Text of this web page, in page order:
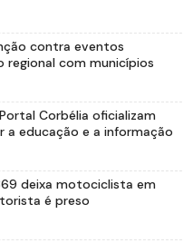
contra eventos
regional com municípios
Corbélia oficializam
a educação e a informação
deixa motociclista em
é preso